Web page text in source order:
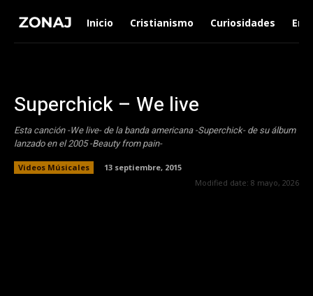
Inicio Cristianismo Curiosidades
Superchick – We live
Esta canción -We live- de la banda americana -Superchick- de su álbum
lanzado en el 2005 -Beauty from pain-
Videos Músicales
13 septiembre, 2015
Modified date: 8 mayo, 2026